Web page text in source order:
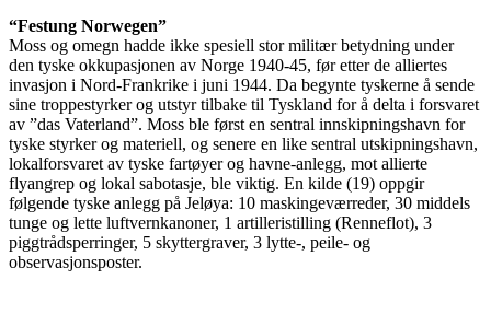
“Festung Norwegen”
Moss og omegn hadde ikke spesiell stor militær betydning under
den tyske okkupasjonen av Norge 1940-45, før etter de alliertes
invasjon i Nord-Frankrike i juni 1944. Da begynte tyskerne å sende
sine troppestyrker og utstyr tilbake til Tyskland for å delta i forsvaret
av ”das Vaterland”. Moss ble først en sentral innskipningshavn for
tyske styrker og materiell, og senere en like sentral utskipningshavn,
lokalforsvaret av tyske fartøyer og havne-anlegg, mot allierte
flyangrep og lokal sabotasje, ble viktig. En kilde (19) oppgir
følgende tyske anlegg på Jeløya: 10 maskingeværreder, 30 middels
tunge og lette luftvernkanoner, 1 artilleristilling (Renneflot), 3
piggtrådsperringer, 5 skyttergraver, 3 lytte-, peile- og
observasjonsposter.